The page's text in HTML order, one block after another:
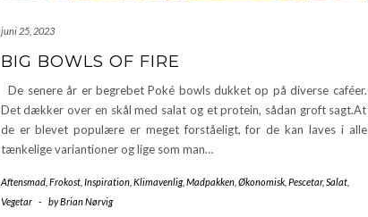
juni 25, 2023
BIG BOWLS OF FIRE
De senere år er begrebet Poké bowls dukket op på diverse caféer.
Det dækker over en skål med salat og et protein, sådan groft sagt.At
de er blevet populære er meget forståeligt, for de kan laves i alle
tænkelige variantioner og lige som man…
Aftensmad, Frokost, Inspiration, Klimavenlig, Madpakken, Økonomisk, Pescetar, Salat,
Vegetar - byBrian Nørvig